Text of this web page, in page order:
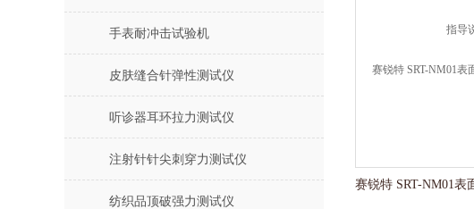
手表耐冲击试验机
皮肤缝合针弹性测试仪
听诊器耳环拉力测试仪
注射针针尖刺穿力测试仪
纺织品顶破强力测试仪